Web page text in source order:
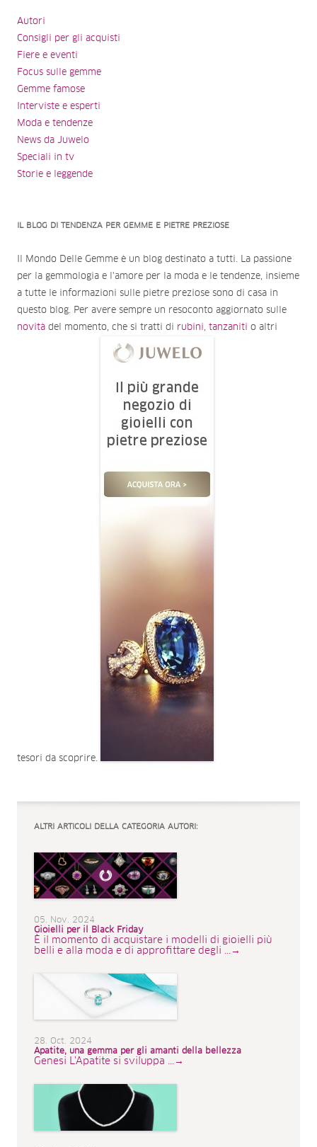
Autori
Consigli per gli acquisti
Fiere e eventi
Focus sulle gemme
Gemme famose
Interviste e esperti
Moda e tendenze
News da Juwelo
Speciali in tv
Storie e leggende
IL BLOG DI TENDENZA PER GEMME E PIETRE PREZIOSE
Il Mondo Delle Gemme è un blog destinato a tutti. La passione
per la gemmologia e l'amore per la moda e le tendenze, insieme
a tutte le informazioni sulle pietre preziose sono di casa in
questo blog. Per avere sempre un resoconto aggiornato sulle
novità del momento, che si tratti di rubini, tanzaniti o altri
tesori da scoprire.
ALTRI ARTICOLI DELLA CATEGORIA AUTORI:
05. Nov. 2024
Gioielli per il Black Friday
È il momento di acquistare i modelli di gioielli più
belli e alla moda e di approfittare degli ...→
28. Oct. 2024
Apatite, una gemma per gli amanti della bellezza
Genesi L'Apatite si sviluppa ...→